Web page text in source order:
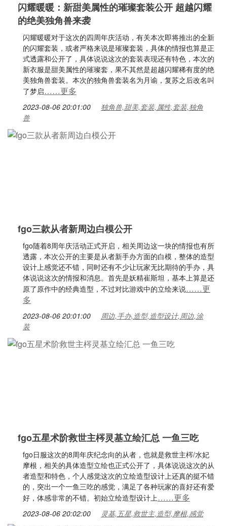
闪耀暖暖：新甜美属性的璀璨套装公开 超越闪耀
的绝美独角兽来袭
闪耀暖暖对于这次的四周年庆活动，有关本次即将推出的全新
的闪耀套装，或者严格来说是璀璨套装，具体的情报也算是正
式透露和公开了，具体说说这次的套装表现还有特色，本次的
新衣服是甜美属性的璀璨套，果不其然是超越闪耀稀有度的绝
美独角兽套装。本次的独角兽套装名为月谕，复苏之后改名叫
了梦启……更多
2023-08-06 20:01:00
独角兽,甜美,套装,属性,套装,独角
兽
fgo三款从者新周边白模公开
fgo随着8周年庆活动正式开启，相关周边这一块的情报也有所
透露，本次公开的主要是从者新手办方面的白模，整体的造型
设计上感觉还不错，同时还有不少让玩家无比期待的手办，具
体说说这次的情报和消息。首先是妖精崔斯坦，基本上算是还
原了原作中的经典造型，不过对比游戏中的立绘来说……更
多
2023-08-06 20:01:00
周边,手办,造型,造型设计,周边,涂
装
fgo五星术阶救世主梣灵基立绘汇总 一鱼三吃
fgo日服这次的8周年庆纪念向的从者，也就是救世主梣/水妃
摩根，相关的具体造型立绘也正式公开了，具体说说这次的从
者造型和特色，个人感觉这次的立绘造型设计上还真的挺不错
的，突出一个一鱼三吃的感觉，满足了各种玩家的喜好还有爱
好，体感非常的不错。初始立绘造型设计上……更多
2023-08-06 20:02:00 灵基,五星,救世主,造型,摩根,感觉